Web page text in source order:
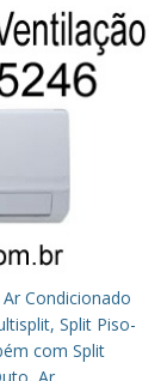
Condicionado
Split Piso-
com Split